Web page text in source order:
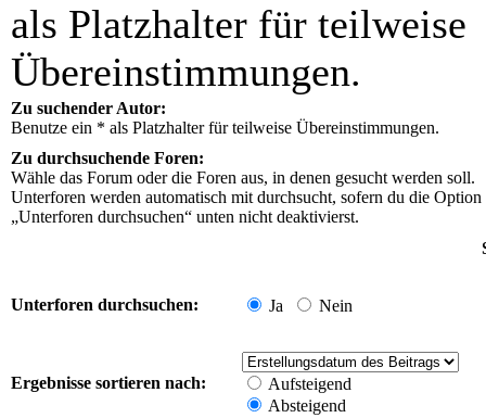
als Platzhalter für teilweise
Übereinstimmungen.
Zu suchender Autor:
Benutze ein * als Platzhalter für teilweise Übereinstimmungen.
Zu durchsuchende Foren:
Wähle das Forum oder die Foren aus, in denen gesucht werden soll.
Unterforen werden automatisch mit durchsucht, sofern du die Option
„Unterforen durchsuchen“ unten nicht deaktivierst.
Unterforen durchsuchen: Ja Nein
Ergebnisse sortieren nach:
Aufsteigend
Absteigend